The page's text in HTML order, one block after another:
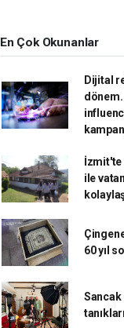
En Çok Okunanlar
Dijital
İzmit'te
ile
Çingene
60 yıl
tanıkları